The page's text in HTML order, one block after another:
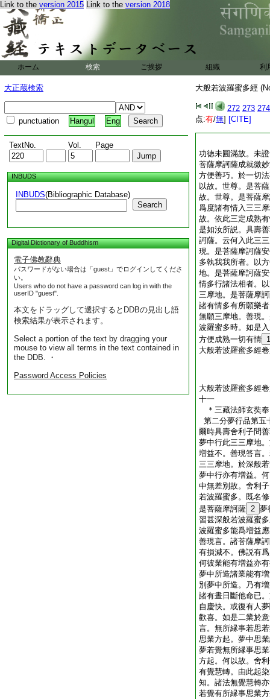
Link to the version 2015 Link to the version 2018
ホーム 検索 ご挨拶 組織 利
大正蔵検索
punctuation Hangul Eng
TextNo. Vol. Page
INBUDS
INBUDS(Bibliographic Database)
Search
Digital Dictionary of Buddhism
電子佛教辭典
パスワードがない場合は「guest」でログインしてくださ
い。
Users who do not have a password can log in with the
userID "guest".
本文をドラッグして選択するとDDBの見出し語
検索結果が表示されます。
Select a portion of the text by dragging your
mouse to view all terms in the text contained in
the DDB. ・
Password Access Policies
大般若波羅蜜多經
272 273 274
点:有/無] [CITE]
功徳未圓滿故。未
菩薩摩訶薩成就微
方便善巧。於一切
以故。世尊。是菩
故。世尊。是菩薩
爲度諸有情入三三
故。依此三定成熟
是如汝所説。具壽
訶薩。云何入此三
現。是菩薩摩訶薩
多執我我所者。以
地。是菩薩摩訶薩
情多行諸法相者。
三摩地。是菩薩摩
諸有情多有所願樂
無願三摩地。善現
波羅蜜多時。如是
方便成熟一切有情 1
大般若波羅蜜多經
大般若波羅蜜多經
十一
＊三藏法師玄
第二分夢行品第五
爾時具壽舍利子問
夢中行此三三摩地
増益不。善現答言
三三摩地。於深般
夢中行亦有増益。
中無差別故。舍利
若波羅蜜多。既名
是菩薩摩訶薩 2 夢
習甚深般若波羅蜜
波羅蜜多能爲増益
善現言。諸菩薩摩
有損減不。佛説有
何彼業能有増益亦
夢中所造諸業能有
別夢中所造。乃有
諸有晝日斷他命已
自慶快。或復有人
歡喜。如是二業於
言。無所縁事若思
思業方起。夢中思
夢若覺無所縁事思
方起。何以故。舍
有覺慧轉。由此起
知。諸法無覺慧轉
若覺有所縁事思業